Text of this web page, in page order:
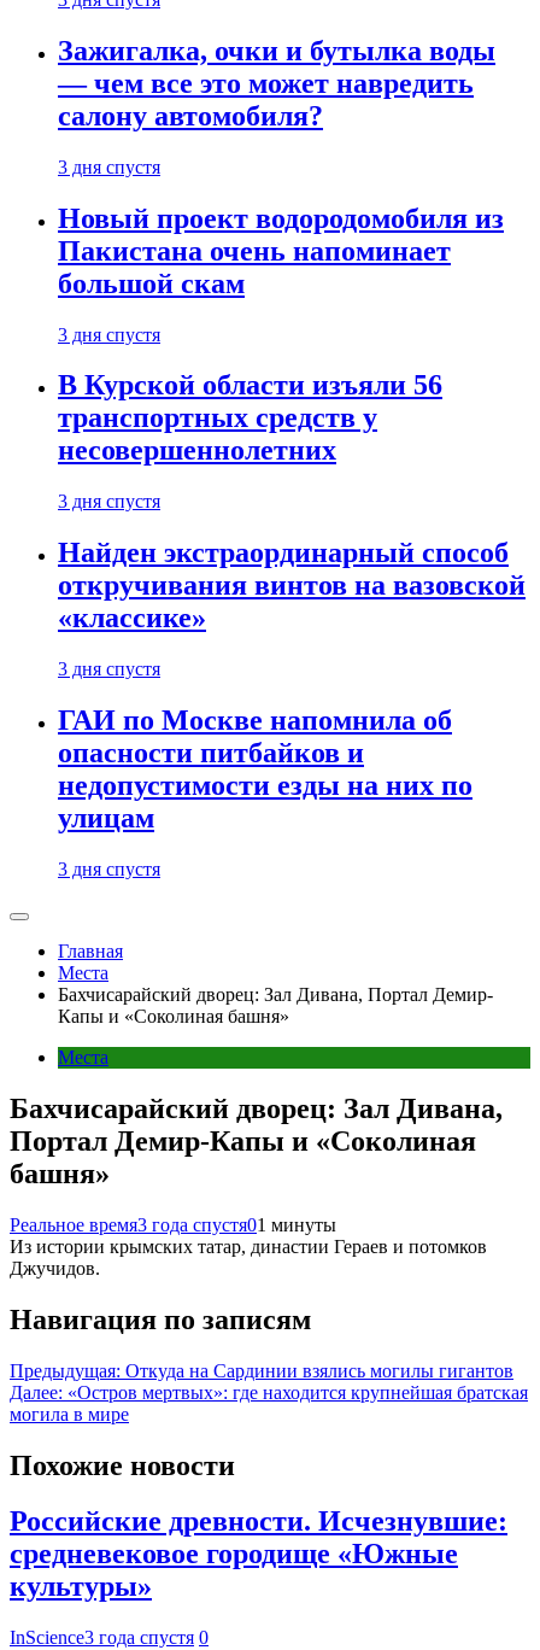
Зажигалка, очки и бутылка воды
— чем все это может навредить
салону автомобиля?
3 дня спустя
Новый проект водородомобиля из
Пакистана очень напоминает
большой скам
3 дня спустя
В Курской области изъяли 56
транспортных средств у
несовершеннолетних
3 дня спустя
Найден экстраординарный способ
откручивания винтов на вазовской
«классике»
3 дня спустя
ГАИ по Москве напомнила об
опасности питбайков и
недопустимости езды на них по
улицам
3 дня спустя
Главная
Места
Бахчисарайский дворец: Зал Дивана, Портал Демир-
Капы и «Соколиная башня»
Места
Бахчисарайский дворец: Зал Дивана,
Портал Демир-Капы и «Соколиная
башня»
Реальное время3 года спустя01 минуты
Из истории крымских татар, династии Гераев и потомков
Джучидов.
Навигация по записям
Предыдущая: Откуда на Сардинии взялись могилы гигантов
Далее: «Остров мертвых»: где находится крупнейшая братская
могила в мире
Похожие новости
Российские древности. Исчезнувшие:
средневековое городище «Южные
культуры»
InScience3 года спустя 0